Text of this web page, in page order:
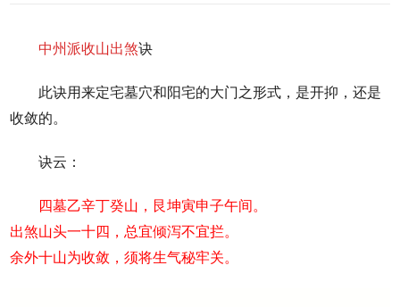
中州派收山出煞诀
此诀用来定宅墓穴和阳宅的大门之形式，是开抑，还是
收敛的。
诀云：
四墓乙辛丁癸山，艮坤寅申子午间。
出煞山头一十四，总宜倾泻不宜拦。
余外十山为收敛，须将生气秘牢关。